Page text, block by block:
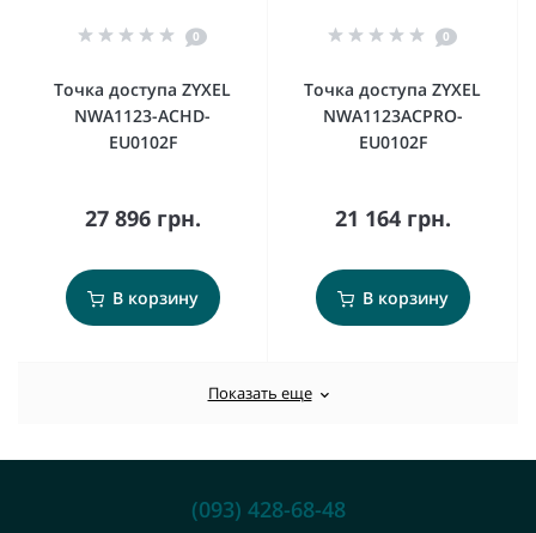
0
Точка доступа ZYXEL
NWA1123-ACHD-
EU0102F
27 896 грн.
В корзину
0
Точка доступа ZYXEL
NWA1123ACPRO-
EU0102F
21 164 грн.
В корзину
Показать еще
(093) 428-68-48